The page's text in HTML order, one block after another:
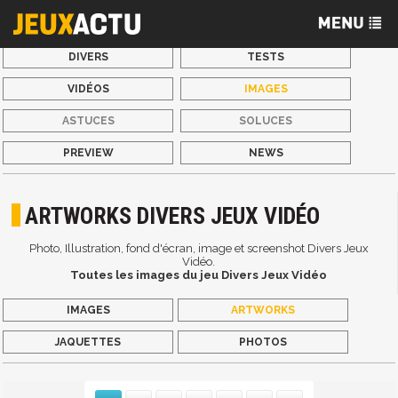
DIVERS TESTS
VIDÉOS IMAGES
ASTUCES SOLUCES
PREVIEW NEWS
ARTWORKS DIVERS JEUX VIDÉO
Photo, Illustration, fond d'écran, image et screenshot Divers Jeux
Vidéo.
Toutes les images du jeu Divers Jeux Vidéo
IMAGES ARTWORKS
JAQUETTES PHOTOS